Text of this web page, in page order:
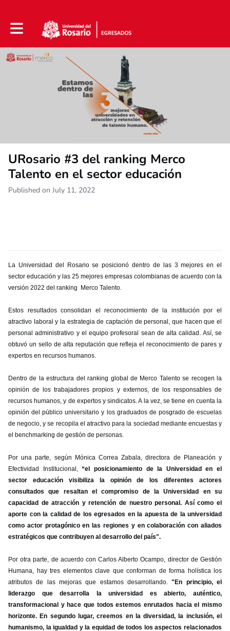
Toggle main navigation
URosario #3 del ranking Merco
Talento en el sector educación
Published on July 11, 2022
La Universidad del Rosario se posicionó dentro de las 3 mejores en el
sector educación y las 25 mejores empresas colombianas de acuerdo con la
versión 2022 del ranking Merco Talento.
Estos resultados consolidan el reconocimiento de la institución por el
atractivo laboral y la estrategia de captación de personal, que hacen que el
personal administrativo y el equipo profesoral sean de alta calidad. Así, se
obtuvó un sello de alta reputación que refleja el reconocimiento de pares y
expertos en recursos humanos.
Dentro de la estructura del ranking global de Merco Talento se recogen la
opinión de los trabajadores propios y externos, de los responsables de
recursos humanos, y de expertos y sindicatos. A la vez, se tiene en cuenta la
opinión del público universitario y los graduados de posgrado de escuelas
de negocio, y se recopila el atractivo para la sociedad mediante encuestas y
el benchmarking de gestión de personas.
Por una parte, según Mónica Correa Zabala, directora de Planeación y
Efectividad Institucional,“el posicionamiento de la Universidad en el
sector educación visibiliza la opinión de los diferentes actores
consultados que resaltan el compromiso de la Universidad en su
capacidad de atracción y retención de nuestro personal. Así como el
aporte con la calidad de los egresados en la apuesta de la universidad
como actor protagónico en las regiones y en colaboración con aliados
estratégicos que contribuyen al desarrollo del país".
Por otra parte, de acuerdo con Carlos Alberto Ocampo, director de Gestión
Humana, hay tres elementos clave que conforman de forma holística los
atributos de las mejoras que estamos desarrollando. "En principio, el
liderazgo que desarrolla la universidad es abierto, auténtico,
transformacional y hace que todos estemos enrutados hacia el mismo
horizonte. En segundo lugar, creemos en la diversidad, la inclusión, el
humanismo, la igualdad y la equidad de todos los aspectos relacionados